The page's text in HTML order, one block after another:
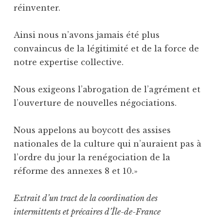
réinventer.
Ainsi nous n’avons jamais été plus
convaincus de la légitimité et de la force de
notre expertise collective.
Nous exigeons l’abrogation de l’agrément et
l’ouverture de nouvelles négociations.
Nous appelons au boycott des assises
nationales de la culture qui n’auraient pas à
l’ordre du jour la renégociation de la
réforme des annexes 8 et 10.»
Extrait d’un tract de la coordination des
intermittents et précaires d’Île-de-France